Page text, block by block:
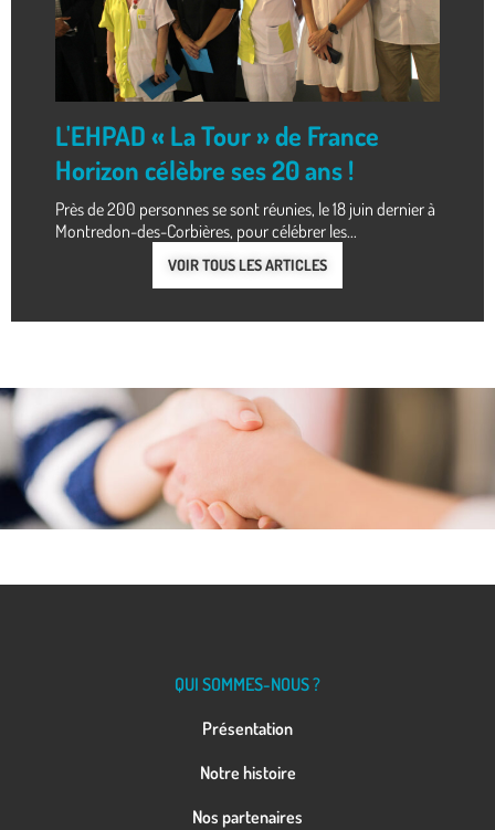
L'EHPAD « La Tour » de France
Horizon célèbre ses 20 ans !
Près de 200 personnes se sont réunies, le 18 juin dernier à
Montredon-des-Corbières, pour célébrer les...
VOIR TOUS LES ARTICLES
QUI SOMMES-NOUS ?
Présentation
Notre histoire
Nos partenaires